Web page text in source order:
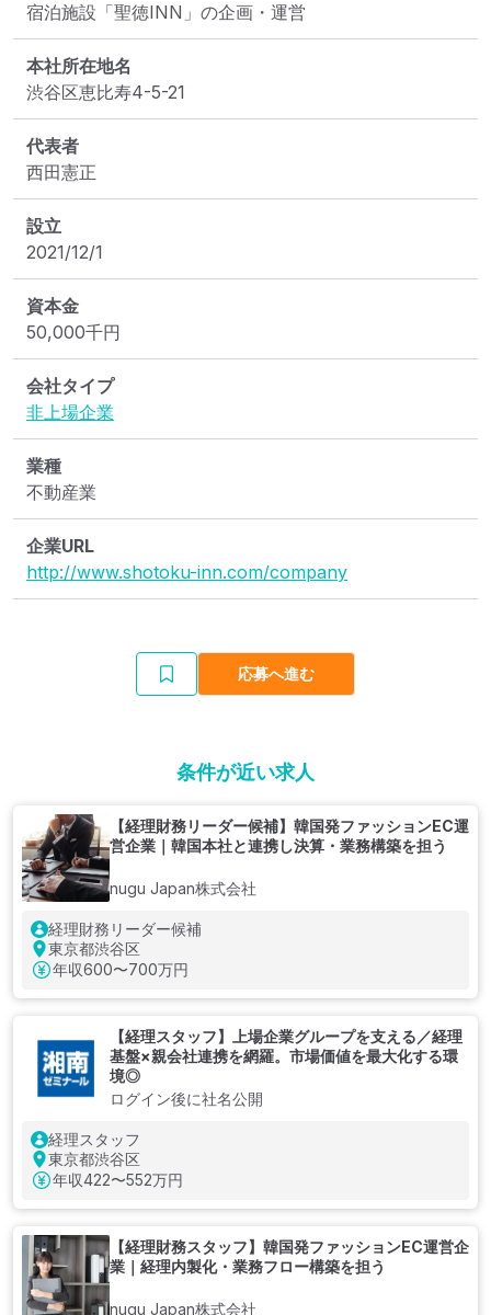
宿泊施設「聖徳INN」の企画・運営
本社所在地名
渋谷区恵比寿4-5-21
代表者
西田憲正
設立
2021/12/1
資本金
50,000千円
会社タイプ
非上場企業
業種
不動産業
企業URL
http://www.shotoku-inn.com/company
応募へ進む
条件が近い求人
【経理財務リーダー候補】韓国発ファッションEC運
営企業｜韓国本社と連携し決算・業務構築を担う
nugu Japan株式会社
経理財務リーダー候補
東京都渋谷区
年収600〜700万円
【経理スタッフ】上場企業グループを支える／経理
基盤×親会社連携を網羅。市場価値を最大化する環
境◎
ログイン後に社名公開
経理スタッフ
東京都渋谷区
年収422〜552万円
【経理財務スタッフ】韓国発ファッションEC運営企
業｜経理内製化・業務フロー構築を担う
nugu Japan株式会社